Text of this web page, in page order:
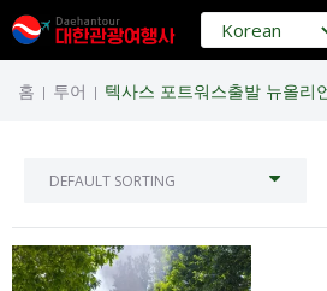
홈 | 투어 | 텍사스 포트워스출발 뉴올리